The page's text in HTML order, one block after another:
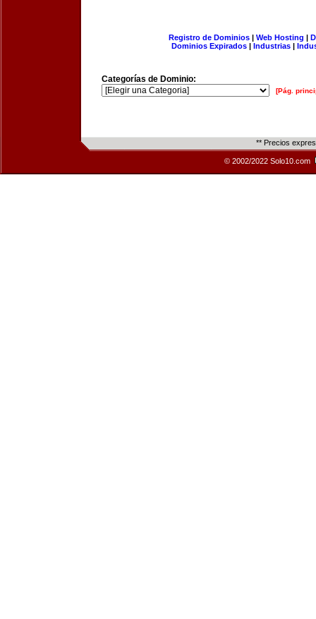
Registro de Dominios| Web Hosting |
Dominios Expirados | Industrias |
Categorías de Dominio:
[Pág.
** Precios
© 2002/2022 Solo10.com